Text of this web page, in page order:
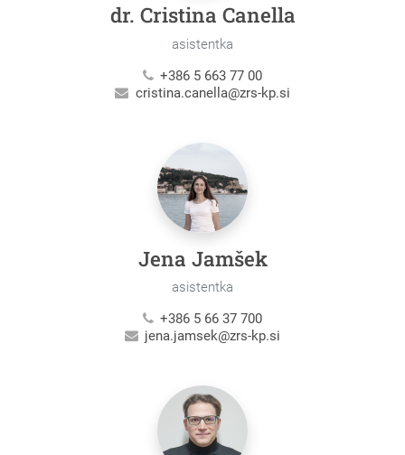
dr. Cristina Canella
asistentka
+386 5 663 77 00
cristina.canella@zrs-kp.si
Jena Jamšek
asistentka
+386 5 66 37 700
jena.jamsek@zrs-kp.si